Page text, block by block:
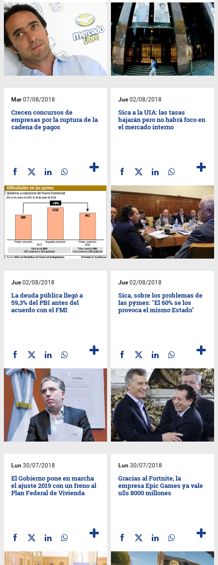
Mar07/08/2018
Crecen concursos de
empresas por la ruptura de la
cadena de pagos
Jue02/08/2018
Sica a la UIA: las tasas
bajarán pero no habrá foco en
el mercado interno
Jue02/08/2018
La deuda pública llegó a
59,3% del PBI antes del
acuerdo con el FMI
Jue02/08/2018
Sica, sobre los problemas de
las pymes: "El 60% se los
provoca el mismo Estado"
Lun 30/07/2018
El Gobierno pone en marcha
el ajuste 2019 con un freno al
Plan Federal de Vivienda
Lun 30/07/2018
Gracias al Fortnite, la
empresa Epic Games ya vale
u$s 8000 millones